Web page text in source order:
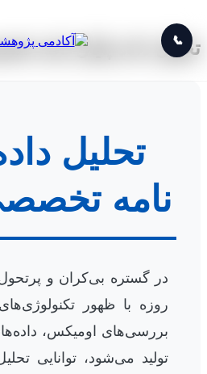
📞
تحلیل داده پایان نامه
تحلیل
نامه
در گستره بی‌کران و
روزه با ظهور
بررسی‌های اومیکس،
تولید می‌شود، توانایی